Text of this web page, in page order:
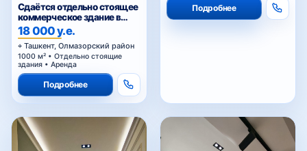
Сдаётся отдельно стоящее
коммерческое здание в
аренду
18 000 у.е.
Ташкент, Олмазорский район
1000 м² • Отдельно стоящие
здания • Аренда
Подробнее
Подробнее